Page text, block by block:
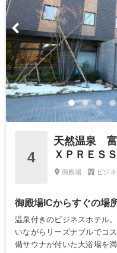
4
天然温泉
ＸＰＲＥＳ
御殿場 ビジ
御殿場ICからすぐの場
温泉付きのビジネスホテル
いながらリーズナブルでコ
備サウナが付いた大浴場を